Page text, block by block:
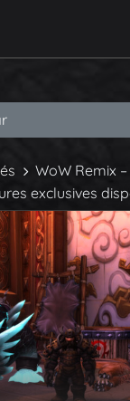
WoW Remix
exclusives